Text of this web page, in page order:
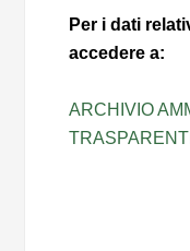
Per i dati
accedere a:
ARCHIVIO